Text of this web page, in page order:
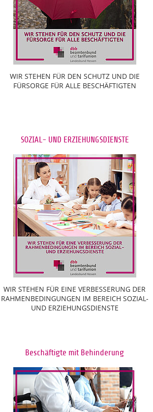
WIR STEHEN FÜR DEN SCHUTZ UND DIE
FÜRSORGE FÜR ALLE BESCHÄFTIGTEN
SOZIAL- UND ERZIEHUNGSDIENSTE
WIR STEHEN FÜR EINE VERBESSERUNG DER
RAHMENBEDINGUNGEN IM BEREICH SOZIAL-
UND ERZIEHUNGSDIENSTE
Beschäftigte mit Behinderung